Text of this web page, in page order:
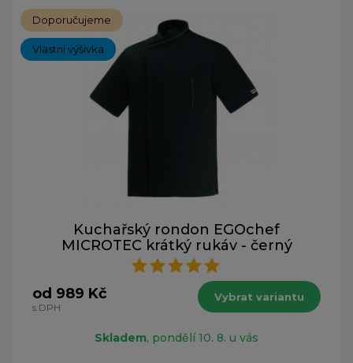
Doporučujeme
Vlastní výšivka
Kuchařský rondon EGOchef
MICROTEC krátký rukáv - černý
od 989 Kč
s DPH
Vybrat variantu
Skladem, pondělí 10. 8. u vás